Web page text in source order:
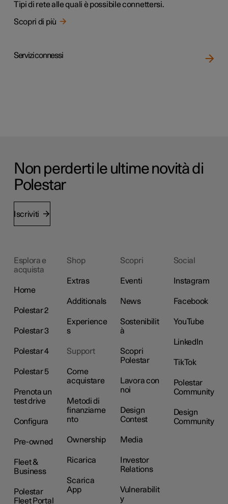
Tipi di rete alle quali è possibile connettersi.
Scopri di più
Servizi connessi
Non perderti le ultime novità di
Polestar
Iscriviti
Esplora e
acquista
Home
Polestar 2
Polestar 3
Polestar 4
Polestar 5
Prenota un
test drive
Configura
Pre-owned
Fleet &
Business
Polestar
Fleet Portal
Shop
Extras
Additionals
Experience
s
Support
Come
acquistare
Metodi di
finanziame
nto
Ownership
Ricarica
Scarica
App
Scopri
Eventi
News
Sostenibilit
à
Scopri
Polestar
Lavora con
noi
Design
Contest
Media
Investor
Relations
Vulnerabilit
y
Social
Instagram
Facebook
YouTube
LinkedIn
TikTok
Polestar
Community
Design
Community